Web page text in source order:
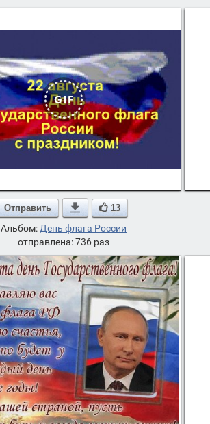
Отправить  13
Альбом: День флага России
отправлена: 736 раз